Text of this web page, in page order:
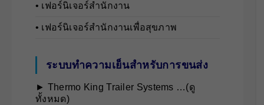
• เฟอร์นิเจอร์สำนักงาน
• เฟอร์นิเจอร์สำนักงานเพื่อสุขภาพ
ระบบทำความเย็นสำหรับการขนส่ง
► Thermo King Trailer Systems …(ดู
ทั้งหมด)